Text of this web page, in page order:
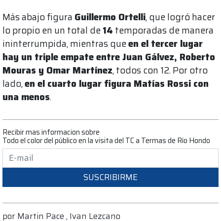
Más abajo figura Guillermo Ortelli, que logró hacer
lo propio en un total de14 temporadas de manera
ininterrumpida, mientras queen el tercer lugar
hay un triple empate entre Juan Gálvez, Roberto
Mouras y Omar Martínez, todos con 12. Por otro
lado,en el cuarto lugar figura Matías Rossi con
una menos.
Recibir mas informacion sobre
Todo el color del público en la visita del TC a Termas de Río Hondo
SUSCRIBIRME
por Martin Pace, Ivan Lezcano